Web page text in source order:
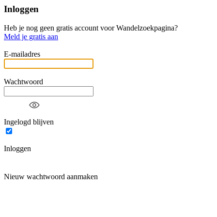
Inloggen
Heb je nog geen gratis account voor Wandelzoekpagina?
Meld je gratis aan
E-mailadres
Wachtwoord
Ingelogd blijven
Inloggen
Nieuw wachtwoord aanmaken